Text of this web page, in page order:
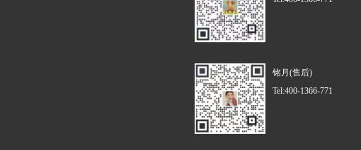
铭月(售后)
Tel:400-1366-771